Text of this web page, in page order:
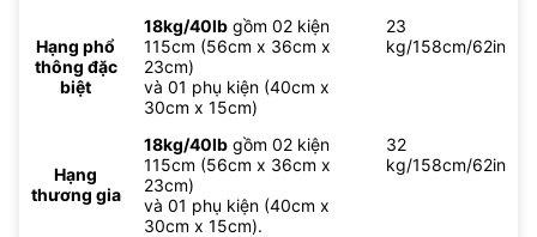
Hạng phổ
thông đặc
biệt
18kg/40lb gồm 02 kiện
115cm (56cm x 36cm x
23cm)
và 01 phụ kiện (40cm x
30cm x 15cm)
23
kg/158cm/62in
Hạng
thương gia
18kg/40lb gồm 02 kiện
115cm (56cm x 36cm x
23cm)
và 01 phụ kiện (40cm x
30cm x 15cm).
32
kg/158cm/62in